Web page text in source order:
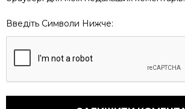
Введіть Символи Нижче: